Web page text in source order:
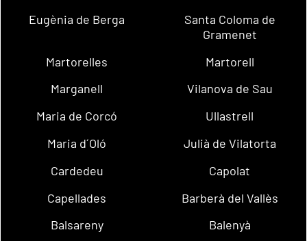
Eugènia de Berga
Santa Coloma de
Gramenet
Martorelles
Martorell
Marganell
Vilanova de Sau
Maria de Corcó
Ullastrell
Maria d´Oló
Julià de Vilatorta
Cardedeu
Capolat
Capellades
Barberà del Vallès
Balsareny
Balenyà